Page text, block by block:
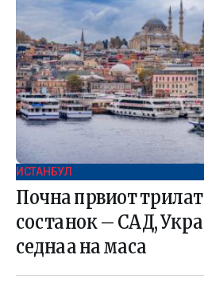
ИСТАНБУЛ
Почна првиот
состанок – САД,
седнаа на маса